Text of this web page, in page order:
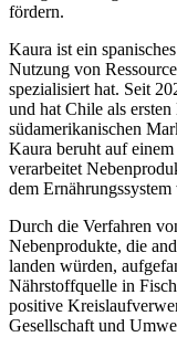
fördern.
Kaura ist ein
Nutzung von
spezialisiert hat. Seit
und hat Chile als
südamerikanischen
Kaura beruht auf
verarbeitet
dem
Durch die Verfahren
Nebenprodukte, die
landen würden,
Nährstoffquelle in
positive
Gesellschaft und